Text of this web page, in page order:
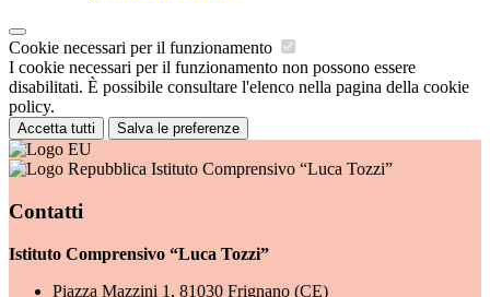
Cookie necessari per il funzionamento
I cookie necessari per il funzionamento non possono essere
disabilitati. È possibile consultare l'elenco nella pagina della cookie
policy.
Accetta tutti Salva le preferenze
Istituto Comprensivo “Luca Tozzi”
Contatti
Istituto Comprensivo “Luca Tozzi”
Piazza Mazzini 1, 81030 Frignano (CE)